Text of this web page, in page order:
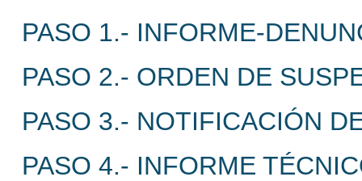
PASO 1.- INFORME-
PASO 2.- ORDEN DE
PASO 3.- NOTIFICACIÓN
PASO 4.- INFORME